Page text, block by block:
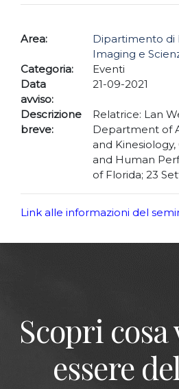
Area:
Dipartimento di
Imaging e
Categoria:
Eventi
Data
avviso:
21-09-2021
Descrizione
breve:
Relatrice: Lan
Department of
and
and Human
of Florida; 23
Link alle informazioni del
Scopri
essere